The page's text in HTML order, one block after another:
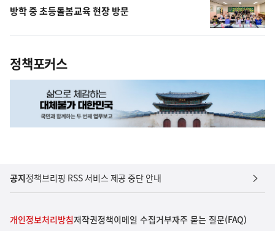
방학 중 초등돌봄교육 현장 방문
정책포커스
공지정책브리핑 RSS 서비스 제공 중단 안내
개인정보처리방침저작권정책이메일 수집거부자주 묻는 질문(FAQ)